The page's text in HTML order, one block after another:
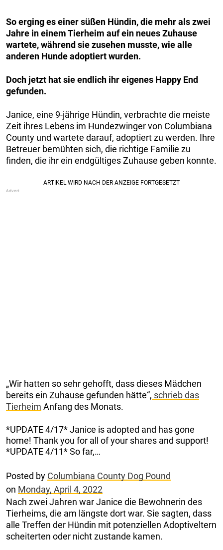
So erging es einer süßen Hündin, die mehr als zwei
Jahre in einem Tierheim auf ein neues Zuhause
wartete, während sie zusehen musste, wie alle
anderen Hunde adoptiert wurden.
Doch jetzt hat sie endlich ihr eigenes Happy End
gefunden.
Janice, eine 9-jährige Hündin, verbrachte die meiste
Zeit ihres Lebens im Hundezwinger von Columbiana
County und wartete darauf, adoptiert zu werden. Ihre
Betreuer bemühten sich, die richtige Familie zu
finden, die ihr ein endgültiges Zuhause geben konnte.
„Wir hatten so sehr gehofft, dass dieses Mädchen
bereits ein Zuhause gefunden hätte“, schrieb das
Tierheim Anfang des Monats.
*UPDATE 4/17* Janice is adopted and has gone
home! Thank you for all of your shares and support!
*UPDATE 4/11* So far,…
Posted by Columbiana County Dog Pound
on Monday, April 4, 2022
Nach zwei Jahren war Janice die Bewohnerin des
Tierheims, die am längste dort war. Sie sagten, dass
alle Treffen der Hündin mit potenziellen Adoptiveltern
scheiterten oder nicht zustande kamen.